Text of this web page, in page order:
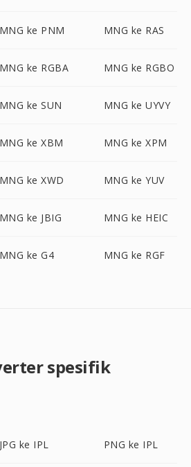
MNG ke PNM MNG ke RAS
MNG ke RGBA MNG ke RGBO
MNG ke SUN MNG ke UYVY
MNG ke XBM MNG ke XPM
MNG ke XWD MNG ke YUV
MNG ke JBIG MNG ke HEIC
MNG ke G4 MNG ke RGF
spesifik
JPG ke IPL PNG ke IPL